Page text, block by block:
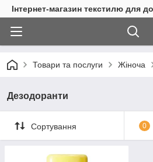
Інтернет-магазин текстилю для
Товари та послуги Жіноча
Дезодоранти
Сортування 0